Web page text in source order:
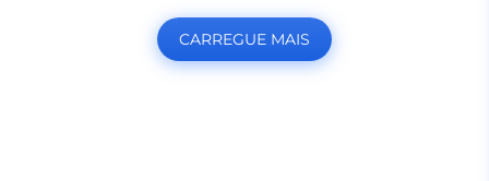
CARREGUE MAIS